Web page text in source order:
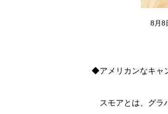
8月8
◆アメリカンなキャ
スモアとは、グラ